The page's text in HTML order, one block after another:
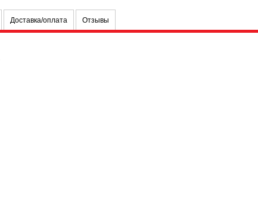
Доставка/оплата Отзывы